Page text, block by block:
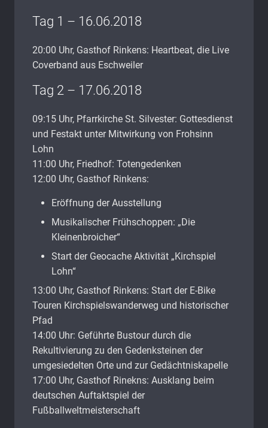
Tag 1 – 16.06.2018
20:00 Uhr, Gasthof Rinkens: Heartbeat, die Live
Coverband aus Eschweiler
Tag 2 – 17.06.2018
09:15 Uhr, Pfarrkirche St. Silvester: Gottesdienst
und Festakt unter Mitwirkung von Frohsinn
Lohn
11:00 Uhr, Friedhof: Totengedenken
12:00 Uhr, Gasthof Rinkens:
Eröffnung der Ausstellung
Musikalischer Frühschoppen: „Die
Kleinenbroicher“
Start der Geocache Aktivität „Kirchspiel
Lohn“
13:00 Uhr, Gasthof Rinkens: Start der E-Bike
Touren Kirchspielswanderweg und historischer
Pfad
14:00 Uhr: Geführte Bustour durch die
Rekultivierung zu den Gedenksteinen der
umgesiedelten Orte und zur Gedächtniskapelle
17:00 Uhr, Gasthof Rinekns: Ausklang beim
deutschen Auftaktspiel der
Fußballweltmeisterschaft